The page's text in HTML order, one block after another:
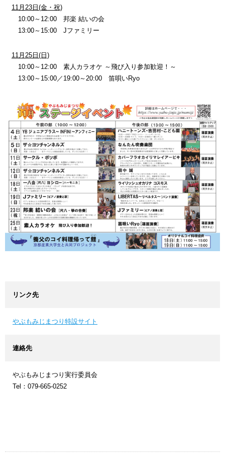
11月23日(金・祝)
10:00～12:00 邦楽 結いの会
13:00～15:00 Jファミリー
11月25日(日)
10:00～12:00 素人カラオケ ～飛び入り参加歓迎！～
13:00～15:00／19:00～20:00 笛唄いRyo
リンク先
やぶもみじまつり特設サイト
連絡先
やぶもみじまつり実行委員会
Tel：079-665-0252